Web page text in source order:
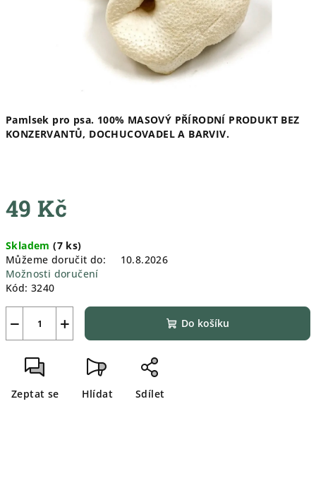
Pamlsek pro psa. 100% MASOVÝ PŘÍRODNÍ PRODUKT BEZ
KONZERVANTŮ, DOCHUCOVADEL A BARVIV.
49 Kč
cena:
Skladem(7 ks)
Můžeme doručit do:
10.8.2026
Možnosti doručení
Kód: 3240
+
− Do košíku
Zeptat se Hlídat Sdílet